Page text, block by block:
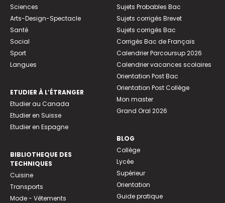
Sciences
Arts-Design-Spectacle
Santé
Social
Sport
Langues
ETUDIER À L’ÉTRANGER
Etudier au Canada
Etudier en Suisse
Etudier en Espagne
BIBLIOTHEQUE DES
TECHNIQUES
Cuisine
Transports
Mode - Vêtements
Sujets Probables Bac
Sujets corrigés Brevet
Sujets corrigés Bac
Corrigés Bac de Français
Calendrier Parcoursup 2026
Calendrier vacances scolaires
Orientation Post Bac
Orientation Post Collège
Mon master
Grand Oral 2026
BLOG
Collège
Lycée
Supérieur
Orientation
Guide pratique